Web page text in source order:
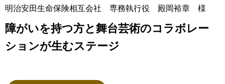
明治安田生命保険相互会社 専務執行役 殿岡裕章 様
障がいを持つ方と舞台芸術のコラボレー
ションが生むステージ